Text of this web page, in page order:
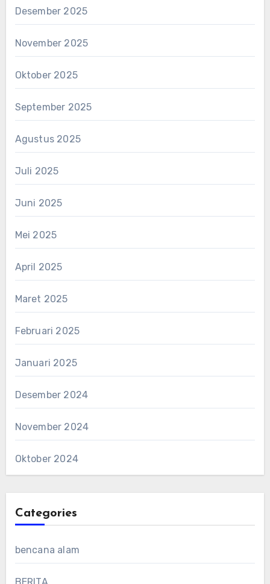
Desember 2025
November 2025
Oktober 2025
September 2025
Agustus 2025
Juli 2025
Juni 2025
Mei 2025
April 2025
Maret 2025
Februari 2025
Januari 2025
Desember 2024
November 2024
Oktober 2024
Categories
bencana alam